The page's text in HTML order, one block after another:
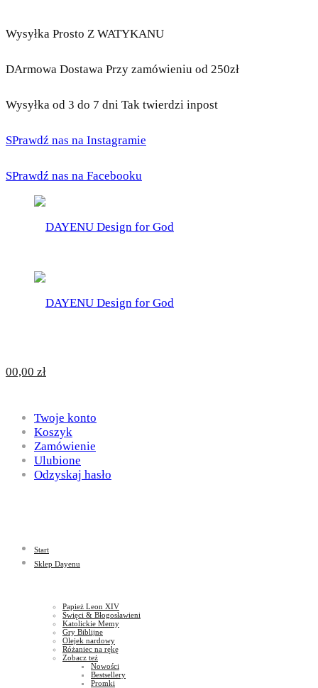
Wysyłka Prosto Z WATYKANU
DArmowa Dostawa Przy zamówieniu od 250zł
Wysyłka od 3 do 7 dni Tak twierdzi inpost
SPrawdź nas na Instagramie
SPrawdź nas na Facebooku
for
God
DAYENU
Design
God
00,00 zł
Twoje konto
Koszyk
Zamówienie
Ulubione
Odzyskaj hasło
Start
Sklep Dayenu
Papież Leon XIV
Święci & Błogosławieni
Katolickie Memy
Gry Biblijne
Olejek nardowy
Różaniec na rękę
Zobacz też
Nowości
Bestsellery
Promki